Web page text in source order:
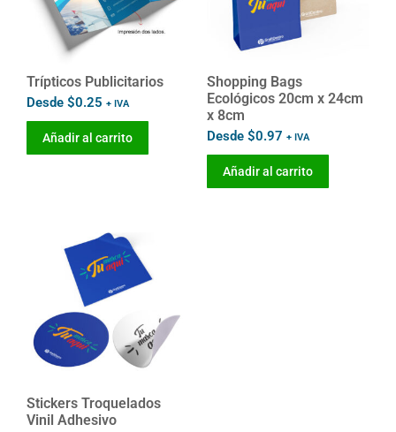
Trípticos Publicitarios
Desde $0.25 + IVA
Añadir al carrito
Shopping Bags
Ecológicos 20cm x 24cm
x 8cm
Desde $0.97 + IVA
Añadir al carrito
Stickers Troquelados
Vinil Adhesivo